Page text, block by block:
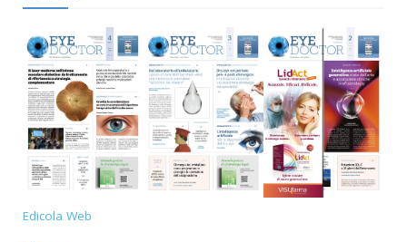
Edicola Web